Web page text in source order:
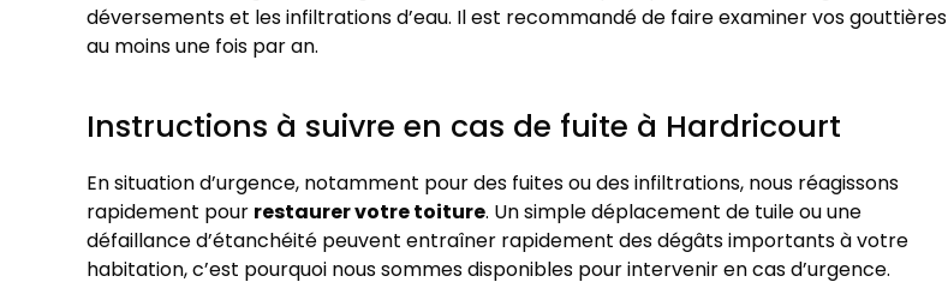
déversements et les infiltrations d’eau. Il est recommandé de faire examiner vos gouttières
au moins une fois par an.
Instructions à suivre en cas de fuite à Hardricourt
En situation d’urgence, notamment pour des fuites ou des infiltrations, nous réagissons
rapidement pour restaurer votre toiture. Un simple déplacement de tuile ou une
défaillance d’étanchéité peuvent entraîner rapidement des dégâts importants à votre
habitation, c’est pourquoi nous sommes disponibles pour intervenir en cas d’urgence.